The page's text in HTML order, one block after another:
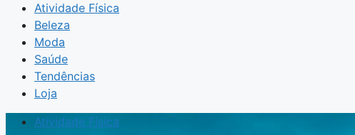
Atividade Física
Beleza
Moda
Saúde
Tendências
Loja
Atividade Física